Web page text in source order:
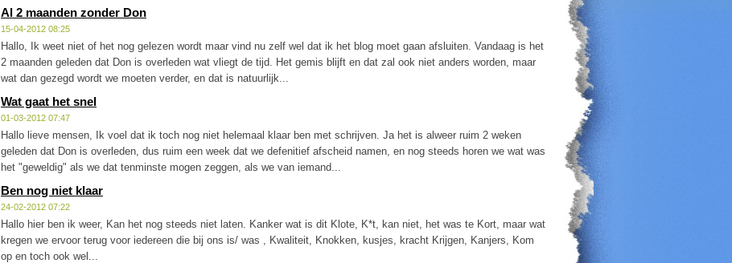
Al 2 maanden zonder Don
15-04-2012 08:25
Hallo, Ik weet niet of het nog gelezen wordt maar vind nu zelf wel dat ik het blog moet gaan afsluiten. Vandaag is het
2 maanden geleden dat Don is overleden wat vliegt de tijd. Het gemis blijft en dat zal ook niet anders worden, maar
wat dan gezegd wordt we moeten verder, en dat is natuurlijk...
Wat gaat het snel
01-03-2012 07:47
Hallo lieve mensen, Ik voel dat ik toch nog niet helemaal klaar ben met schrijven. Ja het is alweer ruim 2 weken
geleden dat Don is overleden, dus ruim een week dat we defenitief afscheid namen, en nog steeds horen we wat was
het "geweldig" als we dat tenminste mogen zeggen, als we van iemand...
Ben nog niet klaar
24-02-2012 07:22
Hallo hier ben ik weer, Kan het nog steeds niet laten. Kanker wat is dit Klote, K*t, kan niet, het was te Kort, maar wat
kregen we ervoor terug voor iedereen die bij ons is/ was , Kwaliteit, Knokken, kusjes, kracht Krijgen, Kanjers, Kom
op en toch ook wel...